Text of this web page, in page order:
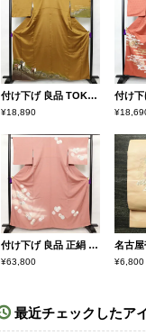
付け下げ 良品 TOKI志すい 正絹 古典柄 袷仕立て 身丈162cm 裄丈71cm 箔 黄・黄土色
¥18,890
付け下げ 良品 正絹 古典柄 袷仕立て 身丈162.5cm 裄丈65cm 金彩 雪輪 附下 着物 ピンク
¥63,800 ¥6,800
最近チェックしたア